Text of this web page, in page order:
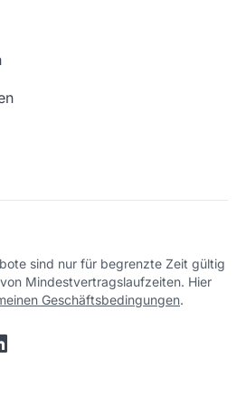
sind nur für begrenzte Zeit gültig
Mindestvertragslaufzeiten. Hier
Geschäftsbedingungen.